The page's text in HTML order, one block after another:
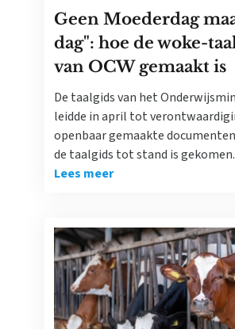
Geen Moederdag
dag": hoe de woke-
van OCW gemaakt is
De taalgids van het
leidde in april tot
openbaar gemaakte
de taalgids tot stand is gekomen.
Lees meer